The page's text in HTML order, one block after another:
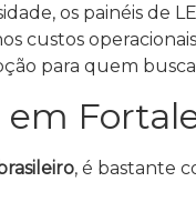
os painéis de
custos
para quem
em
, é bastante